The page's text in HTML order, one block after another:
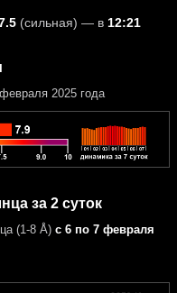
(сильная) — в 12:21
2025 года
за 2 суток
(1-8 Å) с 6 по 7 февраля